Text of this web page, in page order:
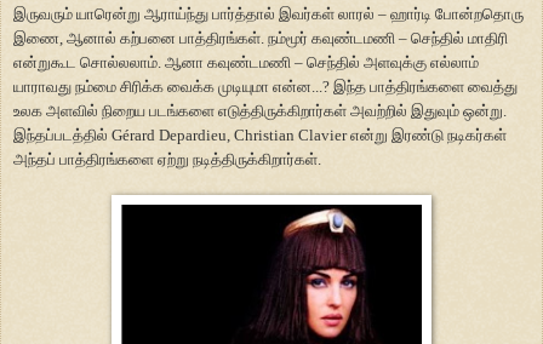
இருவரும் யாரென்று ஆராய்ந்து பார்த்தால் இவர்கள் லாரல் – ஹார்டி போன்றதொரு
இணை, ஆனால் கற்பனை பாத்திரங்கள். நம்மூர் கவுண்டமணி – செந்தில் மாதிரி
என்றுகூட சொல்லலாம். ஆனா கவுண்டமணி – செந்தில் அளவுக்கு எல்லாம்
யாராவது நம்மை சிரிக்க வைக்க முடியுமா என்ன...? இந்த பாத்திரங்களை வைத்து
உலக அளவில் நிறைய படங்களை எடுத்திருக்கிறார்கள் அவற்றில் இதுவும் ஒன்று.
இந்தப்படத்தில் Gérard Depardieu, Christian Clavierஎன்று இரண்டு நடிகர்கள்
அந்தப் பாத்திரங்களை ஏற்று நடித்திருக்கிறார்கள்.